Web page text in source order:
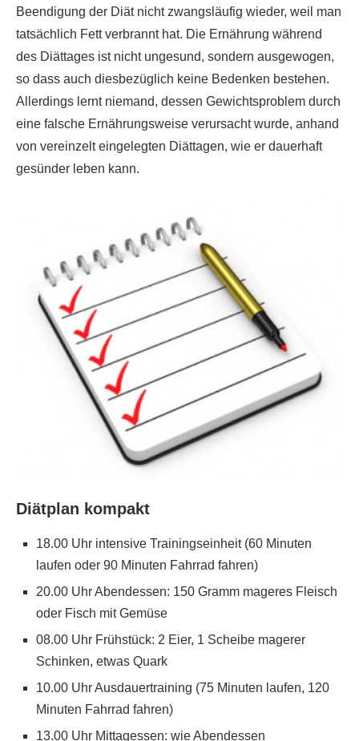
Beendigung der Diät nicht zwangsläufig wieder, weil man
tatsächlich Fett verbrannt hat. Die Ernährung während
des Diättages ist nicht ungesund, sondern ausgewogen,
so dass auch diesbezüglich keine Bedenken bestehen.
Allerdings lernt niemand, dessen Gewichtsproblem durch
eine falsche Ernährungsweise verursacht wurde, anhand
von vereinzelt eingelegten Diättagen, wie er dauerhaft
gesünder leben kann.
Diätplan kompakt
18.00 Uhr intensive Trainingseinheit (60 Minuten
laufen oder 90 Minuten Fahrrad fahren)
20.00 Uhr Abendessen: 150 Gramm mageres Fleisch
oder Fisch mit Gemüse
08.00 Uhr Frühstück: 2 Eier, 1 Scheibe magerer
Schinken, etwas Quark
10.00 Uhr Ausdauertraining (75 Minuten laufen, 120
Minuten Fahrrad fahren)
13.00 Uhr Mittagessen: wie Abendessen